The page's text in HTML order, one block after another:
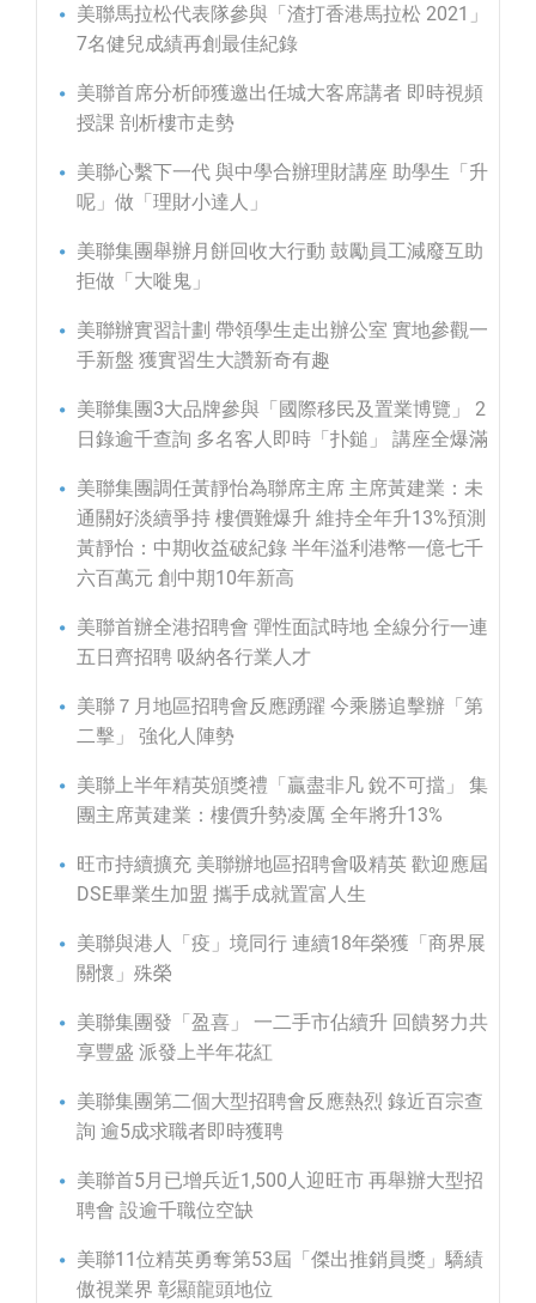
美聯馬拉松代表隊參與「渣打香港馬拉松 2021」
7名健兒成績再創最佳紀錄
美聯首席分析師獲邀出任城大客席講者 即時視頻
授課 剖析樓市走勢
美聯心繫下一代 與中學合辦理財講座 助學生「升
呢」做「理財小達人」
美聯集團舉辦月餅回收大行動 鼓勵員工減廢互助
拒做「大嘥鬼」
美聯辦實習計劃 帶領學生走出辦公室 實地參觀一
手新盤 獲實習生大讚新奇有趣
美聯集團3大品牌參與「國際移民及置業博覽」 2
日錄逾千查詢 多名客人即時「扑鎚」 講座全爆滿
美聯集團調任黃靜怡為聯席主席 主席黃建業：未
通關好淡續爭持 樓價難爆升 維持全年升13%預測
黃靜怡：中期收益破紀錄 半年溢利港幣一億七千
六百萬元 創中期10年新高
美聯首辦全港招聘會 彈性面試時地 全線分行一連
五日齊招聘 吸納各行業人才
美聯７月地區招聘會反應踴躍 今乘勝追擊辦「第
二擊」 強化人陣勢
美聯上半年精英頒獎禮「贏盡非凡 銳不可擋」 集
團主席黃建業：樓價升勢凌厲 全年將升13%
旺市持續擴充 美聯辦地區招聘會吸精英 歡迎應屆
DSE畢業生加盟 攜手成就置富人生
美聯與港人「疫」境同行 連續18年榮獲「商界展
關懷」殊榮
美聯集團發「盈喜」 一二手市佔續升 回饋努力共
享豐盛 派發上半年花紅
美聯集團第二個大型招聘會反應熱烈 錄近百宗查
詢 逾5成求職者即時獲聘
美聯首5月已增兵近1,500人迎旺市 再舉辦大型招
聘會 設逾千職位空缺
美聯11位精英勇奪第53屆「傑出推銷員獎」驕績
傲視業界 彰顯龍頭地位